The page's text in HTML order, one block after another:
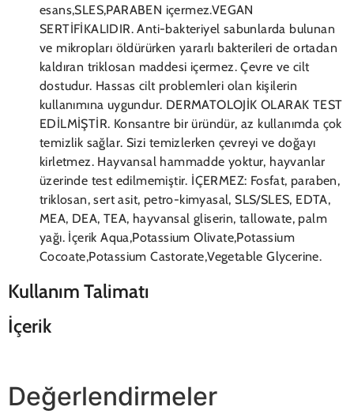
esans,SLES,PARABEN içermez.VEGAN
SERTİFİKALIDIR. Anti-bakteriyel sabunlarda bulunan
ve mikropları öldürürken yararlı bakterileri de ortadan
kaldıran triklosan maddesi içermez. Çevre ve cilt
dostudur. Hassas cilt problemleri olan kişilerin
kullanımına uygundur. DERMATOLOJİK OLARAK TEST
EDİLMİŞTİR. Konsantre bir üründür, az kullanımda çok
temizlik sağlar. Sizi temizlerken çevreyi ve doğayı
kirletmez. Hayvansal hammadde yoktur, hayvanlar
üzerinde test edilmemiştir. İÇERMEZ: Fosfat, paraben,
triklosan, sert asit, petro-kimyasal, SLS/SLES, EDTA,
MEA, DEA, TEA, hayvansal gliserin, tallowate, palm
yağı. İçerik Aqua,Potassium Olivate,Potassium
Cocoate,Potassium Castorate,Vegetable Glycerine.
Kullanım Talimatı
İçerik
Değerlendirmeler